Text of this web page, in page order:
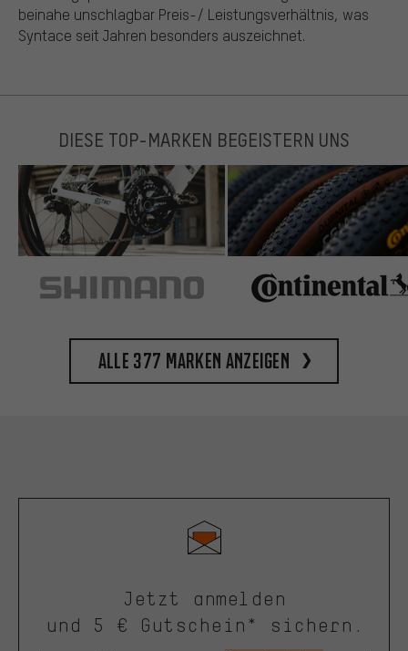
beinahe unschlagbar Preis-/ Leistungsverhältnis, was
Syntace seit Jahren besonders auszeichnet.
DIESE TOP-MARKEN BEGEISTERN UNS
Alle 377 Marken anzeigen
Jetzt anmelden
und 5 € Gutschein* sichern.